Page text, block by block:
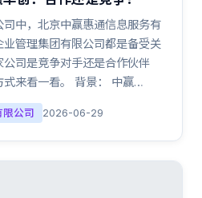
中，北京中赢惠通信息服务有
管理集团有限公司都是备受关
司是竞争对手还是合作伙伴
式来看一看。 背景： 中赢…
公司 2026-06-29